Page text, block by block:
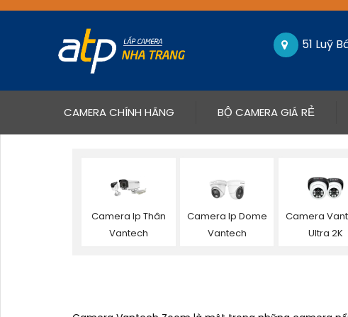
51 Luỹ
CAMERA CHÍNH HÃNG(CURRENT)BỘ CAMERA GIÁ RẺ
Camera Ip Thân
Vantech
Camera Ip Dome
Vantech
Camera
Ultra 2K